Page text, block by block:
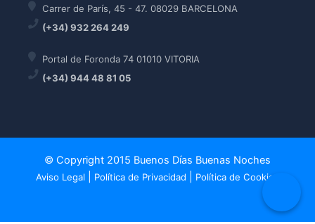
Carrer de París, 45 - 47. 08029 BARCELONA
(+34) 932 264 249
Portal de Foronda 74 01010 VITORIA
(+34) 944 48 81 05
© Copyright 2015 Buenos Días Buenas Noches
Aviso Legal Política de Privacidad Política de Cookies